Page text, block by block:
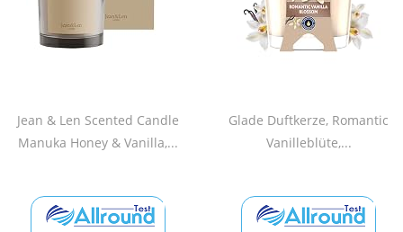
Jean & Len Scented Candle
Manuka Honey & Vanilla,...
Glade Duftkerze, Romantic
Vanilleblüte,...